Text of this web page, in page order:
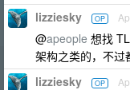
lizziesky OP
@apeople 想找
架构之类的，不过
lizziesky OP